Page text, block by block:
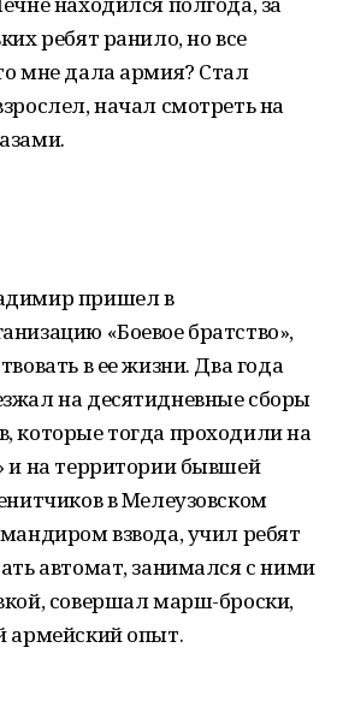
ребят ранило, но все
мне дала армия? Стал
начал смотреть на
пришел в
«Боевое братство»,
в ее жизни. Два года
на десятидневные сборы
которые тогда проходили на
и на территории бывшей
в Мелеузовском
взвода, учил ребят
автомат, занимался с ними
совершал марш-броски,
армейский опыт.